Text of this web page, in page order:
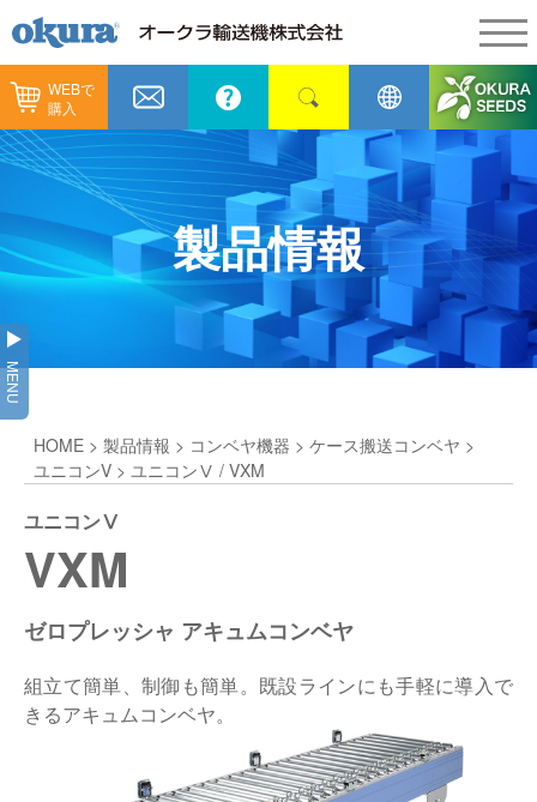
WEBで
購入
製品情報
製品情報
コンベヤ機器
コンベヤ機器を探す
ヒント集
GTPシステム
仕分けシステム
ピッキングシステム
保管システム
パレタイズ・デパレタイズシステム
納入事例
納入事例
全業種
飲料
通販
食品
メンテナンス
カタログ／CAD
代表あいさつ
企業理念
会社概要
事業所一覧
オークラグループ
採用情報
ショールーム
オークラミュージアム
新着情報
物流用語集
オークラ育英財団
製品情報
MENU
HOME > 製品情報 > コンベヤ機器 > ケース搬送コンベヤ >
ユニコンV > ユニコンⅤ / VXM
ユニコンⅤ
VXM
ゼロプレッシャ アキュムコンベヤ
組立て簡単、制御も簡単。既設ラインにも手軽に導入で
きるアキュムコンベヤ。